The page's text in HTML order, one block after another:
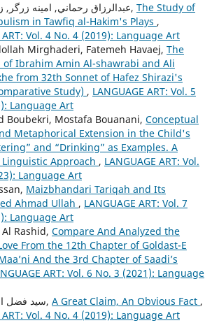
عبدالرزاق رحماني, امينه زرگر, زهرا گرمه ای, The Study of
in Tawfiq al-Hakim's Plays ,
ART: Vol. 4 No. 4 (2019): Language Art
Mirghaderi, Fatemeh Havaej, The
of Ibrahim Amin Al-shawrabi and Ali
from 32th Sonnet of Hafez Shirazi's
Study) , LANGUAGE ART: Vol. 5
Language Art
Boubekri, Mostafa Bouanani, Conceptual
Metaphorical Extension in the Child's
and “Drinking” as Examples. A
Approach , LANGUAGE ART: Vol.
Language Art
Maizbhandari Tariqah and Its
Ahmad Ullah , LANGUAGE ART: Vol. 7
Language Art
Rashid, Compare And Analyzed the
From the 12th Chapter of Goldast-E
And the 3rd Chapter of Saadi’s
ART: Vol. 6 No. 3 (2021): Language
سید فضل الله میرقادری, A Great Claim, An Obvious Fact ,
ART: Vol. 4 No. 4 (2019): Language Art